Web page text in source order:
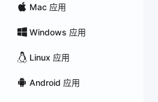
Mac 应用
Windows 应用
Linux 应用
Android 应用